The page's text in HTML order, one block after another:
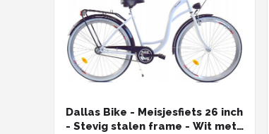
Dallas Bike - Meisjesfiets 26 inch
- Stevig stalen frame - Wit met